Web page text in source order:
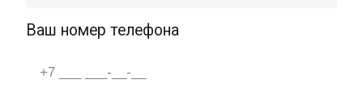
Ваш номер телефона